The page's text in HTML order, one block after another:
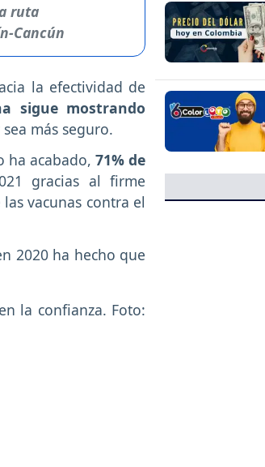
ruta
Cancún
la efectividad de
sigue mostrando
más seguro.
ha acabado, 71% de
gracias al firme
vacunas contra el
2020 ha hecho que